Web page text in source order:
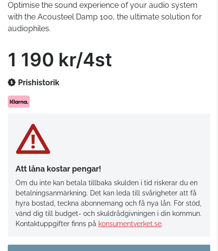
Optimise the sound experience of your audio system
with the Acousteel Damp 100, the ultimate solution for
audiophiles.
1 190 kr/4st
Prishistorik
Att låna kostar pengar!
Om du inte kan betala tillbaka skulden i tid riskerar du en
betalningsanmärkning. Det kan leda till svårigheter att få
hyra bostad, teckna abonnemang och få nya lån. För stöd,
vänd dig till budget- och skuldrådgivningen i din kommun.
Kontaktuppgifter finns på konsumentverket.se.